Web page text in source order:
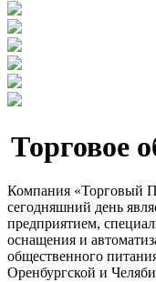
Торговое
Компания «Торговый
сегодняшний день
предприятием,
оснащения и
общественного
Оренбургской и